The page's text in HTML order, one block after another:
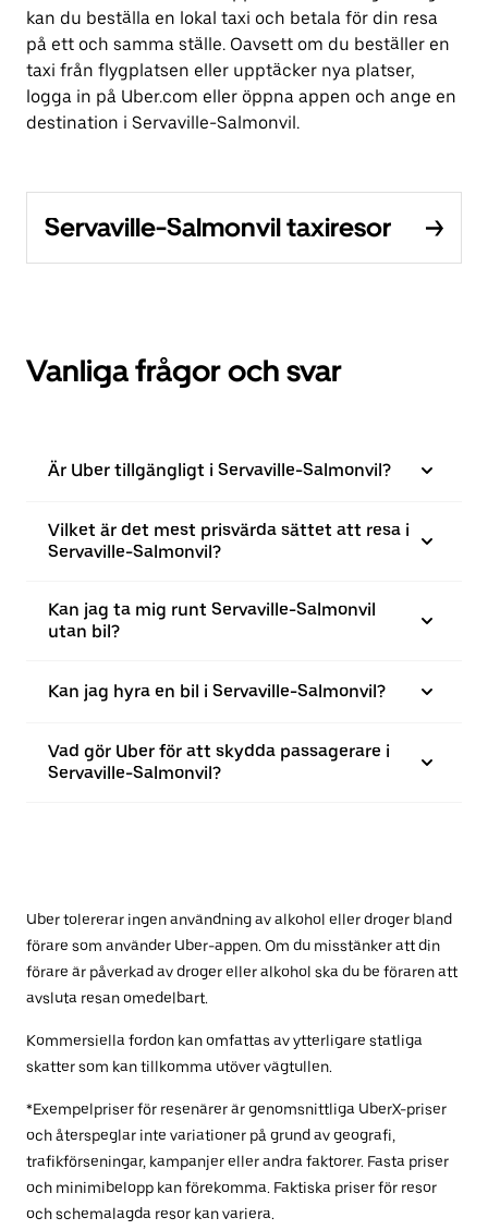
kan du beställa en lokal taxi och betala för din resa
på ett och samma ställe. Oavsett om du beställer en
taxi från flygplatsen eller upptäcker nya platser,
logga in på Uber.com eller öppna appen och ange en
destination i Servaville-Salmonvil.
Servaville-Salmonvil taxiresor
Vanliga frågor och svar
Är Uber tillgängligt i Servaville-Salmonvil?
Vilket är det mest prisvärda sättet att resa i
Servaville-Salmonvil?
Kan jag ta mig runt Servaville-Salmonvil
utan bil?
Kan jag hyra en bil i Servaville-Salmonvil?
Vad gör Uber för att skydda passagerare i
Servaville-Salmonvil?
Uber tolererar ingen användning av alkohol eller droger bland
förare som använder Uber-appen. Om du misstänker att din
förare är påverkad av droger eller alkohol ska du be föraren att
avsluta resan omedelbart.
Kommersiella fordon kan omfattas av ytterligare statliga
skatter som kan tillkomma utöver vägtullen.
*Exempelpriser för resenärer är genomsnittliga UberX-priser
och återspeglar inte variationer på grund av geografi,
trafikförseningar, kampanjer eller andra faktorer. Fasta priser
och minimibelopp kan förekomma. Faktiska priser för resor
och schemalagda resor kan variera.